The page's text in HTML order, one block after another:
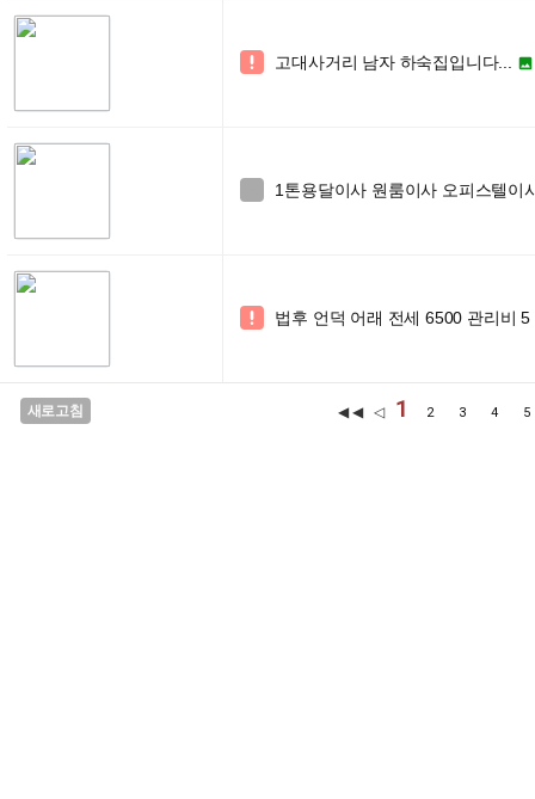
 고대사거리 남자 하숙집입니다... 
1톤용달이사 원룸이사 오피스텔
 법후 언덕 어래 전세 6500 관리비 5
새로고침 ◀◀ ◁ 1 2 3 4